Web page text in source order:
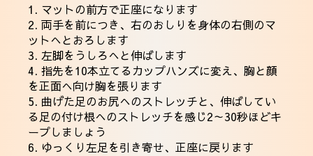
1. マットの前方で正座になります
2. 両手を前につき、右のおしりを身体の右側のマ
ットへとおろします
3. 左脚をうしろへと伸ばします
4. 指先を10本立てるカップハンズに変え、胸と顔
を正面へ向け胸を張ります
5. 曲げた足のお尻へのストレッチと、伸ばしてい
る足の付け根へのストレッチを感じ2～30秒ほどキ
ープしましょう
6. ゆっくり左足を引き寄せ、正座に戻ります